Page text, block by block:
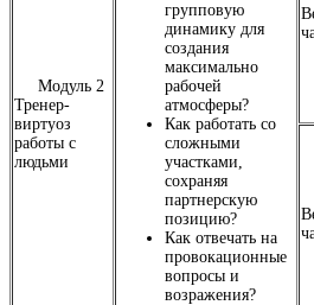
Модуль 2
Тренер-
виртуоз
работы с
людьми
групповую
динамику для
создания
максимально
рабочей
атмосферы?
Как работать со
сложными
участками,
сохраняя
партнерскую
позицию?
Как отвечать на
провокационные
вопросы и
возражения?